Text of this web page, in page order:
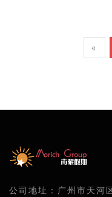
«
公司地址：广州市天